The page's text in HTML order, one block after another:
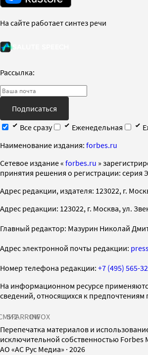
На сайте работает синтез речи
Рассылка:
Подписаться
Все сразу
Еженедельная
Наименование издания: forbes.ru
Cетевое издание « forbes.ru »
принятия решения о регистрации: серия
Адрес редакции, издателя: 123022, г.
Адрес редакции: 123022, г. Москва, ул.
Главный редактор: Мазурин Николай
Адрес электронной почты редакции:
Номер телефона редакции: +7 (495) 565-
На информационном ресурсе
сведений, относящихся к
SPARROWINFOX
Перепечатка материалов и
исключительной собственностью
AO «АС Рус Медиа» · 2026